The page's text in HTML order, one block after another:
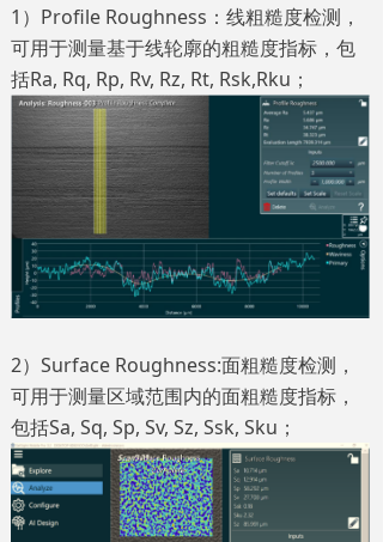
1）Profile Roughness：线粗糙度检测，
可用于测量基于线轮廓的粗糙度指标，包
括Ra, Rq, Rp, Rv, Rz, Rt, Rsk,Rku；
2）Surface Roughness:面粗糙度检测，
可用于测量区域范围内的面粗糙度指标，
包括Sa, Sq, Sp, Sv, Sz, Ssk, Sku；